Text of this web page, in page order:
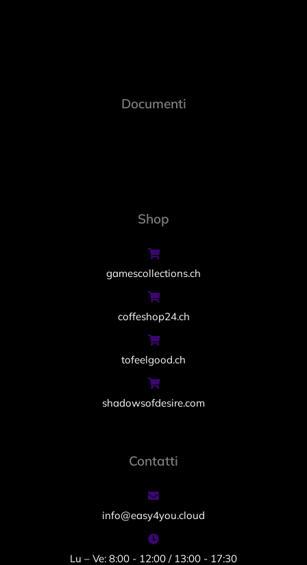
Documenti
Shop
gamescollections.ch
coffeshop24.ch
tofeelgood.ch
shadowsofdesire.com
Contatti
info@easy4you.cloud
Lu – Ve: 8:00 - 12:00 / 13:00 - 17:30